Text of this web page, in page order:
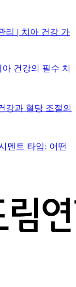
리 | 치아 건강 가
건강의 필수 치
강과 혈당 조절의
멘트 타입: 어떤